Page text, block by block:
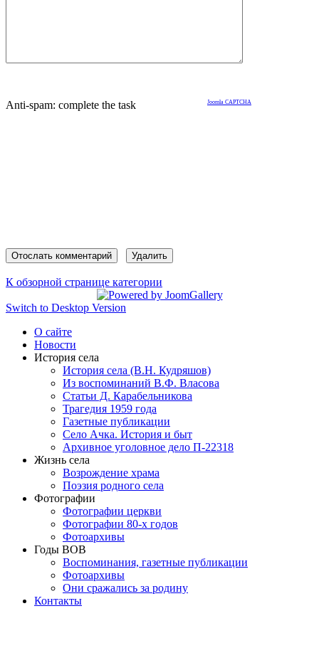
Anti-spam: complete the task Joomla CAPTCHA
К обзорной странице категории
Switch to Desktop Version
О сайте
Новости
История села
История села (В.Н. Кудряшов)
Из воспоминаний В.Ф. Власова
Статьи Д. Карабельникова
Трагедия 1959 года
Газетные публикации
Село Ачка. История и быт
Архивное уголовное дело П-22318
Жизнь села
Возрождение храма
Поэзия родного села
Фотографии
Фотографии церкви
Фотографии 80-х годов
Фотоархивы
Годы ВОВ
Воспоминания, газетные публикации
Фотоархивы
Они сражались за родину
Контакты